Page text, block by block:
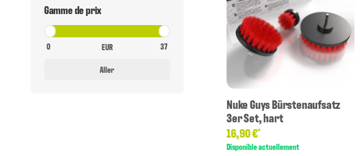
Nuke Guys Bürstenaufsatz
3er Set, hart
16,90 €*
Disponible actuellement
Gamme de prix
EUR
Aller